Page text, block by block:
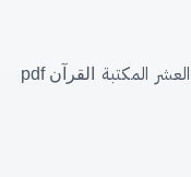
المكتبة القرآن pdf